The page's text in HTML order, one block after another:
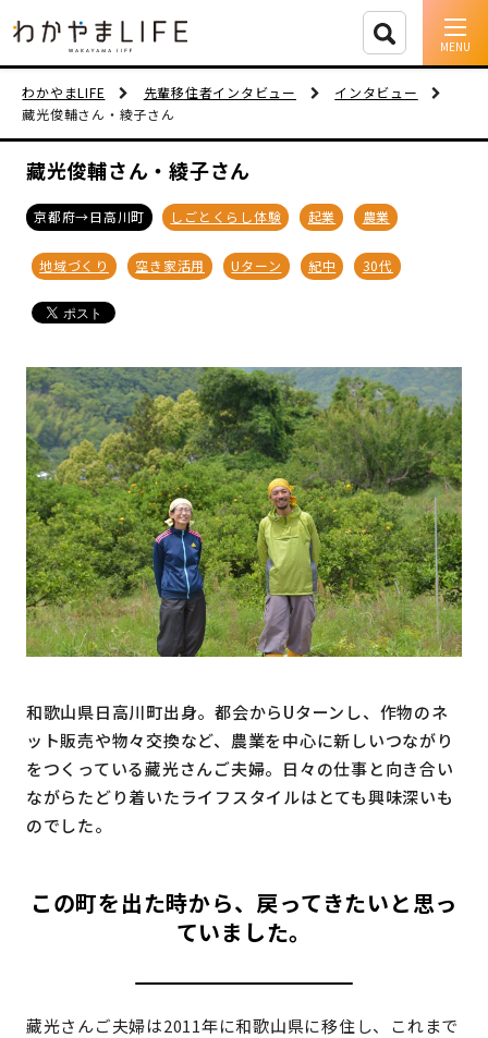
イベント情報
移住支援
しごと
移住者インタビュー
動画
地域おこし協力隊
わかやまLIFE 先輩移住者インタビュー
インタビュー
藏光俊輔さん・綾子さん
藏光俊輔さん・綾子さん
京都府→日高川町 しごとくらし体験 起業 農業
地域づくり 空き家活用 Uターン 紀中 30代
和歌山県日高川町出身。都会からUターンし、作物のネ
ット販売や物々交換など、農業を中心に新しいつながり
をつくっている藏光さんご夫婦。日々の仕事と向き合い
ながらたどり着いたライフスタイルはとても興味深いも
のでした。
この町を出た時から、戻ってきたいと思っ
ていました。
藏光さんご夫婦は2011年に和歌山県に移住し、これまで